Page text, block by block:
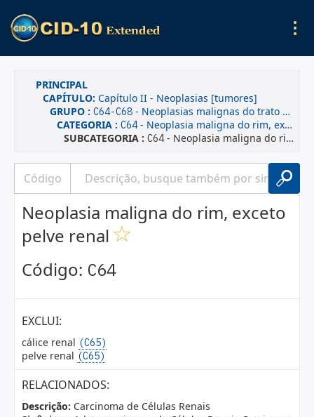
PRINCIPAL
CAPÍTULO: Capítulo II - Neoplasias [tumores]
GRUPO : C64-C68 - Neoplasias malignas do trato urinário
CATEGORIA : C64- Neoplasia maligna do rim, exceto pelve renal
SUBCATEGORIA : C64- Neoplasia maligna do rim, exceto pelve renal
Neoplasia maligna do rim, exceto
pelve renal
Código: C64
EXCLUI:
cálice renal (C65)
pelve renal (C65)
RELACIONADOS:
Descrição: Carcinoma de Células Renais